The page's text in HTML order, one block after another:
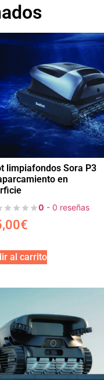
limpiafondos Sora P3
en
0 - 0 reseñas
€
al carrito